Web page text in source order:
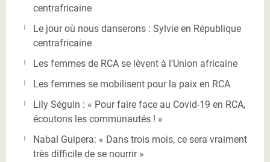
centrafricaine
Le jour où nous danserons : Sylvie en République
centrafricaine
Les femmes de RCA se lèvent à l’Union africaine
Les femmes se mobilisent pour la paix en RCA
Lily Séguin : « Pour faire face au Covid-19 en RCA,
écoutons les communautés ! »
Nabal Guipera: « Dans trois mois, ce sera vraiment
très difficile de se nourrir »